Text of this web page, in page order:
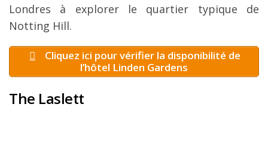
Londres à explorer le quartier typique de
Notting Hill.
Cliquez ici pour vérifier la disponibilité de
l’hôtel Linden Gardens
The Laslett